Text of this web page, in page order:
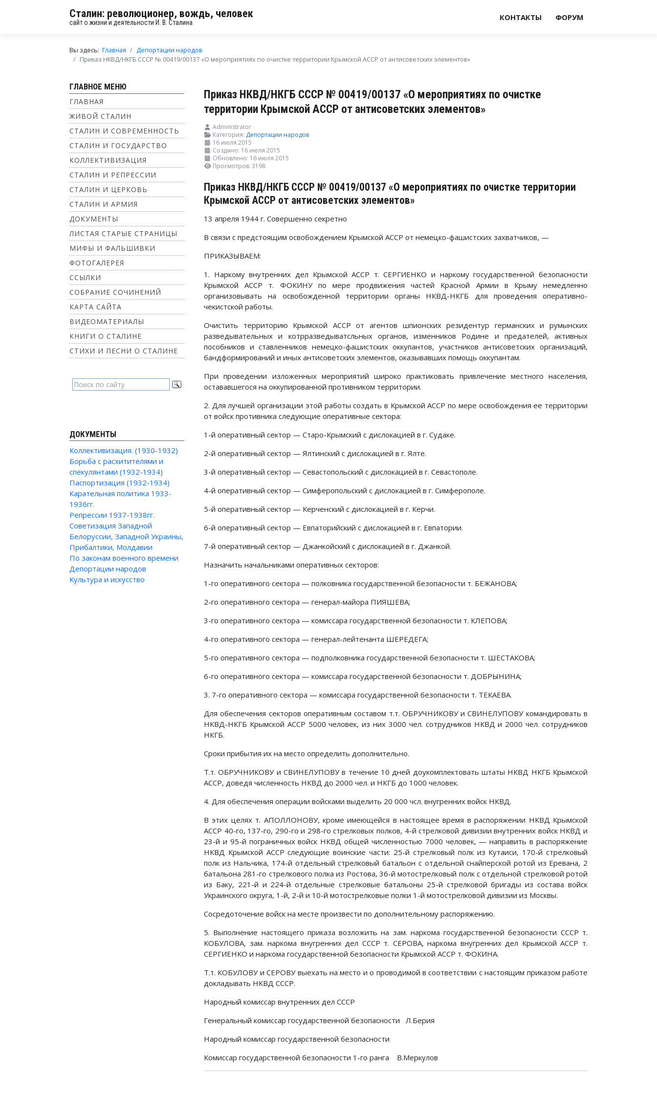
Сталин: революционер, вождь, человек
сайт о жизни и деятельности И. В. Сталина
КОНТАКТЫ ФОРУМ
Вы здесь: Главная
Депортации народов
Приказ НКВД/НКГБ СССР № 00419/00137 «О мероприятиях по очистке территории Крымской АССР от антисоветских элементов»
ГЛАВНОЕ МЕНЮ
ГЛАВНАЯ
ЖИВОЙ СТАЛИН
СТАЛИН И СОВРЕМЕННОСТЬ
СТАЛИН И ГОСУДАРСТВО
КОЛЛЕКТИВИЗАЦИЯ
СТАЛИН И РЕПРЕССИИ
СТАЛИН И ЦЕРКОВЬ
СТАЛИН И АРМИЯ
ДОКУМЕНТЫ
ЛИСТАЯ СТАРЫЕ СТРАНИЦЫ
МИФЫ И ФАЛЬШИВКИ
ФОТОГАЛЕРЕЯ
ССЫЛКИ
СОБРАНИЕ СОЧИНЕНИЙ
КАРТА САЙТА
ВИДЕОМАТЕРИАЛЫ
КНИГИ О СТАЛИНЕ
СТИХИ И ПЕСНИ О СТАЛИНЕ
ДОКУМЕНТЫ
Коллективизация. (1930-1932)
Борьба с расхитителями и
спекулянтами (1932-1934)
Паспортизация (1932-1934)
Карательная политика 1933-
1936гг.
Репрессии 1937-1938гг.
Советизация Западной
Белоруссии, Западной Украины,
Прибалтики, Молдавии
По законам военного времени
Депортации народов
Культура и искусство
Приказ НКВД/НКГБ СССР № 00419/00137 «О мероприятиях по очистке
территории Крымской АССР от антисоветских элементов»
Administrator
Категория: Депортации народов
16 июля 2015
Создано: 16 июля 2015
Обновлено: 16 июля 2015
Просмотров: 3198
Приказ НКВД/НКГБ СССР № 00419/00137 «О мероприятиях по очистке территории
Крымской АССР от антисоветских элементов»
13 апреля 1944 г. Совершенно секретно
В связи с предстоящим освобождением Крымской АССР от немецко-фашистских захватчиков, —
ПРИКАЗЫВАЕМ:
1. Наркому внутренних дел Крымской АССР т. СЕРГИЕНКО и наркому государственной безопасности
Крымской АССР т. ФОКИНУ по мере продвижения частей Красной Армии в Крыму немедленно
организовывать на освобожденной территории органы НКВД-НКГБ для проведения оперативно-
чекистской работы.
Очистить территорию Крымской АССР от агентов шпионских резидентур германских и румынских
разведывательных и котрразведыватсльных органов, изменников Родине и предателей, активных
пособников и ставленников немецко-фашистских оккупантов, участников антисоветских организаций,
бандформирований и иных антисоветских элементов, оказывавших помощь оккупантам.
При проведении изложенных мероприятий широко практиковать привлечение местного населения,
остававшегося на оккупированной противником территории.
2. Для лучшей организации этой работы создать в Крымской АССР по мере освобождения ее территории
от войск противника следующие оперативные сектора:
1-й оперативный сектор — Старо-Крымский с дислокацией в г. Судаке.
2-й оперативный сектор — Ялтинский с дислокацией в г. Ялте.
3-й оперативный сектор — Севастопольский с дислокацией в г. Севастополе.
4-й оперативный сектор — Симферопольский с дислокацией в г. Симферополе.
5-й оперативный сектор — Керченский с дислокацией в г. Керчи.
6-й оперативный сектор — Евпаторийский с дислокацией в г. Евпатории.
7-й оперативный сектор — Джанкойский с дислокацией в г. Джанкой.
Назначить начальниками оперативных секторов:
1-го оперативного сектора — полковника государственной безопасности т. БЕЖАНОВА;
2-го оперативного сектора — генерал-майора ПИЯШЕВА;
3-го оперативного сектора — комиссара государственной безопасности т. КЛЕПОВА;
4-го оперативного сектора — генерал-лейтенанта ШЕРЕДЕГА;
5-го оперативного сектора — подполковника государственной безопасности т. ШЕСТАКОВА;
6-го оперативного сектора — комиссара государственной безопасности т. ДОБРЫНИНА;
3. 7-го оперативного сектора — комиссара государственной безопасности т. ТЕКАЕВА.
Для обеспечения секторов оперативным составом т.т. ОБРУЧНИКОВУ и СВИНЕЛУПОВУ командировать в
НКВД-НКГБ Крымской АССР 5000 человек, из них 3000 чел. сотрудников НКВД и 2000 чел. сотрудников
НКГБ.
Сроки прибытия их на место определить дополнительно.
Т.т. ОБРУЧНИКОВУ и СВИНЕЛУПОВУ в течение 10 дней доукомплектовать штаты НКВД НКГБ Крымской
АССР, доведя численность НКВД до 2000 чел. и НКГБ до 1000 человек.
4. Для обеспечения операции войсками выделить 20 000 чсл. внугренних войск НКВД.
В этих целях т. АПОЛЛОНОВУ, кроме имеющейся в настоящее время в распоряжении НКВД Крымской
АССР 40-го, 137-го, 290-го и 298-го стрелковых полков, 4-й стрелковой дивизии внутренних войск НКВД и
23-й и 95-й пограничных войск НКВД общей численностью 7000 человек, — направить в распоряжение
НКВД Крымской АССР следующие воинские части: 25-й стрелковый полк из Кутаиси, 170-й стрелковый
полк из Нальчика, 174-й отдельный стрелковый батальон с отдельной снайперской ротой из Еревана, 2
батальона 281-го стрелкового полка из Ростова, 36-й мотострелковый полк с отдельной стрелковой ротой
из Баку, 221-й и 224-й отдельные стрелковые батальоны 25-й стрелковой бригады из состава войск
Украинского округа, 1-й, 2-й и 10-й мотострелковые полки 1-й мотострелковой дивизии из Москвы.
Сосредоточение войск на месте произвести по дополнительному распоряжению.
5. Выполнение настоящего приказа возложить на зам. наркома государственной безопасности СССР т.
КОБУЛОВА, зам. наркома внугренних дел СССР т. СЕРОВА, наркома внугренних дел Крымской АССР т.
СЕРГИЕНКО и наркома государственной безопасности Крымской АССР т. ФОКИНА.
Т.т. КОБУЛОВУ и СЕРОВУ выехать на место и о проводимой в соответствии с настоящим приказом работе
докладывать НКВД СССР.
Народный комиссар внутренних дел СССР
Генеральный комиссар государственной безопасности Л.Берия
Народный комиссар государственной безопасности
Комиссар государственной безопасности 1-го ранга В.Меркулов